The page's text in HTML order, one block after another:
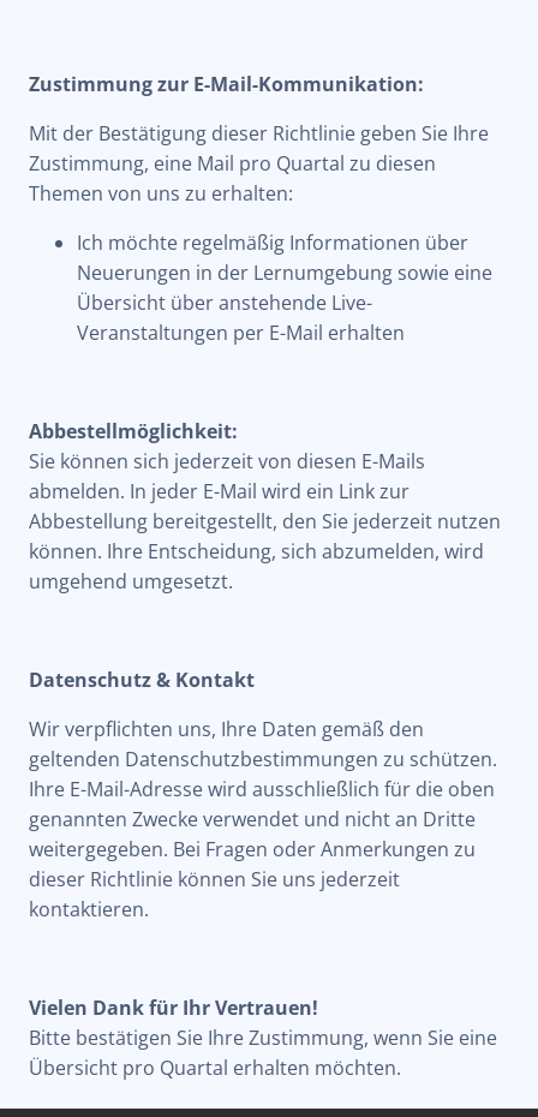
Zustimmung zur E-Mail-Kommunikation:
Mit der Bestätigung dieser Richtlinie geben Sie Ihre
Zustimmung, eine Mail pro Quartal zu diesen
Themen von uns zu erhalten:
Ich möchte regelmäßig Informationen über
Neuerungen in der Lernumgebung sowie eine
Übersicht über anstehende Live-
Veranstaltungen per E-Mail erhalten
Abbestellmöglichkeit:
Sie können sich jederzeit von diesen E-Mails
abmelden. In jeder E-Mail wird ein Link zur
Abbestellung bereitgestellt, den Sie jederzeit nutzen
können. Ihre Entscheidung, sich abzumelden, wird
umgehend umgesetzt.
Datenschutz & Kontakt
Wir verpflichten uns, Ihre Daten gemäß den
geltenden Datenschutzbestimmungen zu schützen.
Ihre E-Mail-Adresse wird ausschließlich für die oben
genannten Zwecke verwendet und nicht an Dritte
weitergegeben. Bei Fragen oder Anmerkungen zu
dieser Richtlinie können Sie uns jederzeit
kontaktieren.
Vielen Dank für Ihr Vertrauen!
Bitte bestätigen Sie Ihre Zustimmung, wenn Sie eine
Übersicht pro Quartal erhalten möchten.